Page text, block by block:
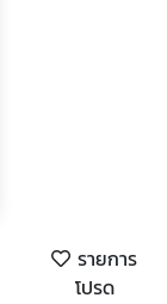
รายการ
โปรด